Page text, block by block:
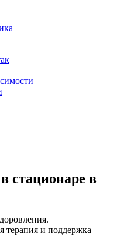
стационаре в
терапия и поддержка